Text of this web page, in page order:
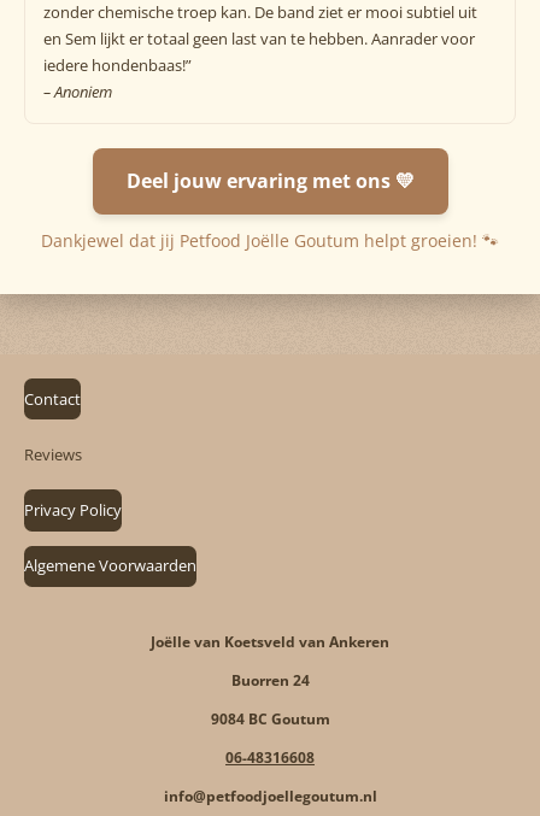
zonder chemische troep kan. De band ziet er mooi subtiel uit
en Sem lijkt er totaal geen last van te hebben. Aanrader voor
iedere hondenbaas!”
– Anoniem
Deel jouw ervaring met ons 💛
Dankjewel dat jij Petfood Joëlle Goutum helpt groeien! 🐾
Contact
Reviews
Privacy Policy
Algemene Voorwaarden
Joëlle van Koetsveld van Ankeren
Buorren 24
9084 BC Goutum
06-48316608
info@petfoodjoellegoutum.nl